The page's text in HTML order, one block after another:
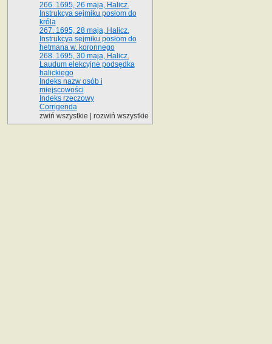
266. 1695, 26 maja, Halicz.
Instrukcya sejmiku posłom do
króla
267. 1695, 28 maja, Halicz.
Instrukcya sejmiku posłom do
hetmana w. koronnego
268. 1695, 30 maja, Halicz.
Laudum elekcyjne podsędka
halickiego
Indeks nazw osób i
miejscowości
Indeks rzeczowy
Corrigenda
zwiń wszystkie
rozwiń wszystkie